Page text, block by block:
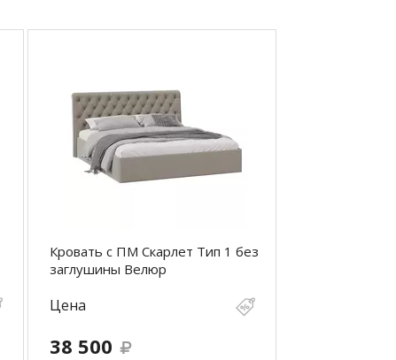
Кровать с ПМ Скарлет Тип 1 без
заглушины Велюр
Цена
38 500